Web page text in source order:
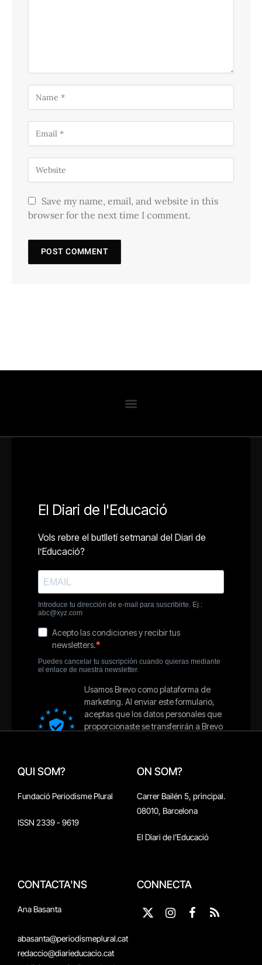
Save my name, email, and website in this
browser for the next time I comment.
QUI SOM?
Fundació Periodisme Plural
ISSN 2339 - 9619
ON SOM?
Carrer Bailén 5, principal.
08010, Barcelona
El Diari de l'Educació
CONTACTA'NS
Ana Basanta
abasanta@periodismeplural.cat
redaccio@diarieducacio.cat
CONNECTA
X
Instagram
Facebook
RSS